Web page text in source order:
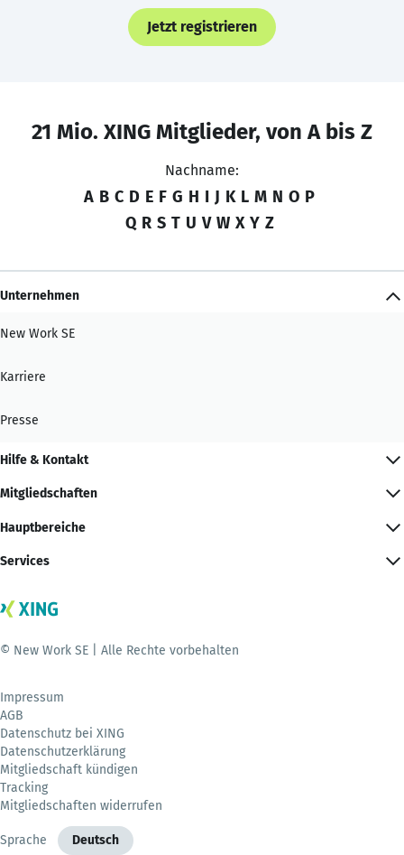
Jetzt registrieren
21 Mio. XING Mitglieder, von A bis Z
Nachname:
A B C D E F G H I J K L M N O P
Q R S T U V W X Y Z
Unternehmen
New Work SE
Karriere
Presse
Hilfe & Kontakt
Mitgliedschaften
Hauptbereiche
Services
© New Work SE | Alle Rechte vorbehalten
Impressum
AGB
Datenschutz bei XING
Datenschutzerklärung
Mitgliedschaft kündigen
Tracking
Mitgliedschaften widerrufen
Sprache Deutsch